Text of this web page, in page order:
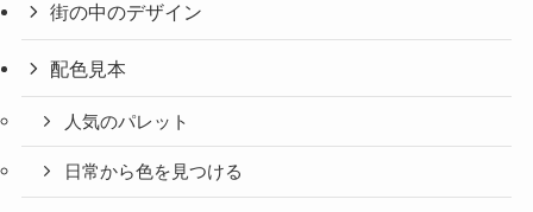
街の中のデザイン
配色見本
人気のパレット
日常から色を見つける